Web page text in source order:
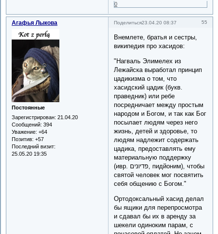
0
Поделиться 55
23.04.20 08:37
Агафья Лыкова
Постоянные
Зарегистрирован: 21.04.20
Сообщений: 394
Уважение: +64
Позитив: +57
Последний визит:
25.05.20 19:35
Внемлете, братья и сестры,
википедия про хасидов:
"Нагваль Элимелех из
Лежайска выработал принцип
цадикизмa o том, что
хасидский цадик (букв.
праведник) или ребе
посредничает между простым
народом и Богом, и так как Бог
посылает людям через него
жизнь, детей и здоровье, то
людям надлежит содержать
цадика, предоставлять ему
материальную поддержку
(ивр. ‏פדיונים‏‎, пидйоним), чтобы
святой человек мог посвятить
себя общению с Богом."
Ортодоксальный хасид делал
бы ящики для перепросмотра
и сдавал бы их в аренду за
шекели одиноким парам, с